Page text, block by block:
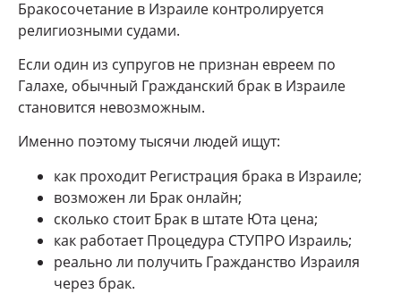
Бракосочетание в Израиле контролируется
религиозными судами.
Если один из супругов не признан евреем по
Галахе, обычный Гражданский брак в Израиле
становится невозможным.
Именно поэтому тысячи людей ищут:
как проходит Регистрация брака в Израиле;
возможен ли Брак онлайн;
сколько стоит Брак в штате Юта цена;
как работает Процедура СТУПРО Израиль;
реально ли получить Гражданство Израиля
через брак.